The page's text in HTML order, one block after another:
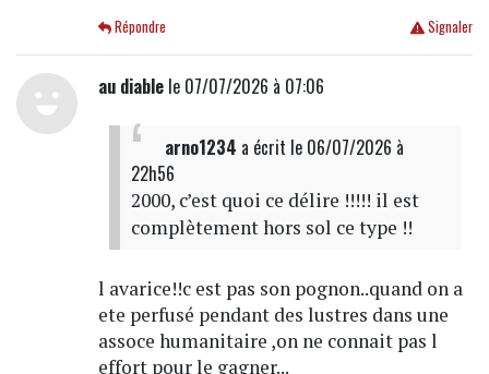
Signaler
Répondre
au diablele 07/07/2026 à 07:06
arno1234 a écrit le 06/07/2026 à
22h56
2000, c’est quoi ce délire !!!!! il est
complètement hors sol ce type !!
l avarice!!c est pas son pognon..quand on a
ete perfusé pendant des lustres dans une
assoce humanitaire ,on ne connait pas l
effort pour le gagner...